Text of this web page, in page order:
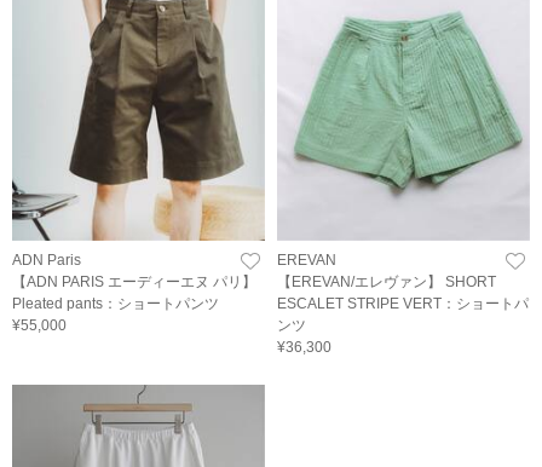
ADN Paris
【ADN PARIS エーディーエヌ パリ】
Pleated pants：ショートパンツ
¥55,000
EREVAN
【EREVAN/エレヴァン】 SHORT
ESCALET STRIPE VERT：ショートパ
ンツ
¥36,300